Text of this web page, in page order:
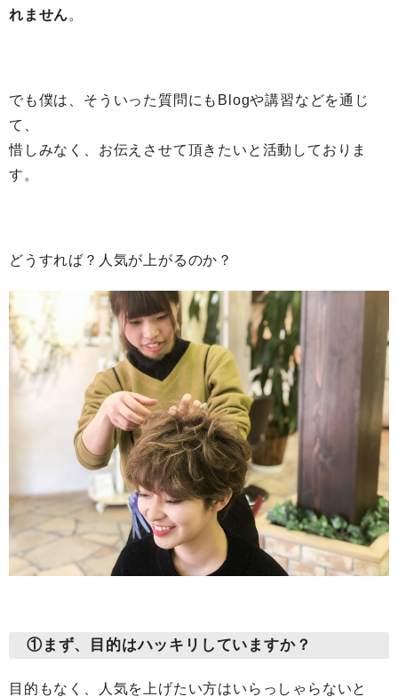
れません。
でも僕は、そういった質問にもBlogや講習などを通じ
て、
惜しみなく、お伝えさせて頂きたいと活動しておりま
す。
どうすれば？人気が上がるのか？
①まず、目的はハッキリしていますか？
目的もなく、人気を上げたい方はいらっしゃらないと